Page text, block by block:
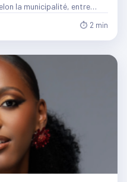
la municipalité, entre…
⏱ 2 min